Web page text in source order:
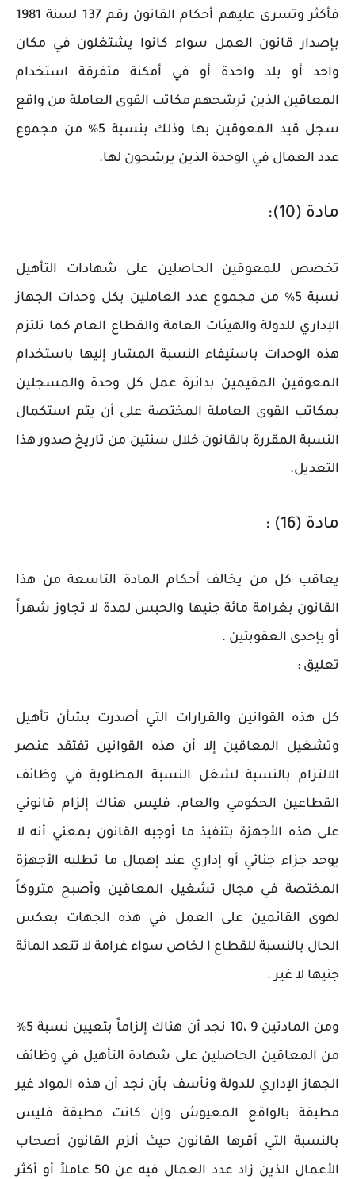
فأكثر وتسرى عليهم أحكام القانون رقم 137 لسنة 1981
بإصدار قانون العمل سواء كانوا يشتغلون في مكان
واحد أو بلد واحدة أو في أمكنة متفرقة استخدام
المعاقين الذين ترشحهم مكاتب القوى العاملة من واقع
سجل قيد المعوقين بها وذلك بنسبة 5% من مجموع
عدد العمال في الوحدة الذين يرشحون لها.
مادة (10):
تخصص للمعوقين الحاصلين على شهادات التأهيل
نسبة 5% من مجموع عدد العاملين بكل وحدات الجهاز
الإداري للدولة والهيئات العامة والقطاع العام كما تلتزم
هذه الوحدات باستيفاء النسبة المشار إليها باستخدام
المعوقين المقيمين بدائرة عمل كل وحدة والمسجلين
بمكاتب القوى العاملة المختصة على أن يتم استكمال
النسبة المقررة بالقانون خلال سنتين من تاريخ صدور هذا
التعديل.
مادة (16) :
يعاقب كل من يخالف أحكام المادة التاسعة من هذا
القانون بغرامة مائة جنيها والحبس لمدة لا تجاوز شهراً
أو بإحدى العقوبتين .
تعليق :
كل هذه القوانين والقرارات التي أصدرت بشأن تأهيل
وتشغيل المعاقين إلا أن هذه القوانين تفتقد عنصر
الالتزام بالنسبة لشغل النسبة المطلوبة في وظائف
القطاعين الحكومي والعام. فليس هناك إلزام قانوني
على هذه الأجهزة بتنفيذ ما أوجبه القانون بمعني أنه لا
يوجد جزاء جنائي أو إداري عند إهمال ما تطلبه الأجهزة
المختصة في مجال تشغيل المعاقين وأصبح متروكاً
لهوى القائمين على العمل في هذه الجهات بعكس
الحال بالنسبة للقطاع ا لخاص سواء غرامة لا تتعد المائة
جنيها لا غير .
ومن المادتين 9 ،10 نجد أن هناك إلزاماً بتعيين نسبة 5%
من المعاقين الحاصلين على شهادة التأهيل في وظائف
الجهاز الإداري للدولة ونأسف بأن نجد أن هذه المواد غير
مطبقة بالواقع المعيوش وإن كانت مطبقة فليس
بالنسبة التي أقرها القانون حيث ألزم القانون أصحاب
الأعمال الذين زاد عدد العمال فيه عن 50 عاملاً أو أكثر